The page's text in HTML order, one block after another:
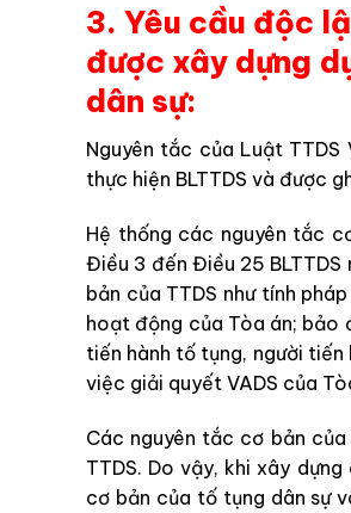
3. Yêu cầu độc
được xây dựng
dân sự:
Nguyên tắc của Luật
thực hiện BLTTDS và được
Hệ thống các nguyên tắc
Điều 3 đến Điều 25 BLTTDS
bản của TTDS như tính
hoạt động của Tòa án; bảo
tiến hành tố tụng, người
việc giải quyết VADS của
Các nguyên tắc cơ bản
TTDS. Do vậy, khi xây
cơ bản của tố tụng dân sự